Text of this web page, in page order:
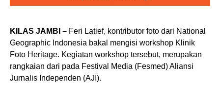
KILAS JAMBI – Feri Latief, kontributor foto dari National
Geographic Indonesia bakal mengisi workshop Klinik
Foto Heritage. Kegiatan workshop tersebut, merupakan
rangkaian dari pada Festival Media (Fesmed) Aliansi
Jurnalis Independen (AJI).